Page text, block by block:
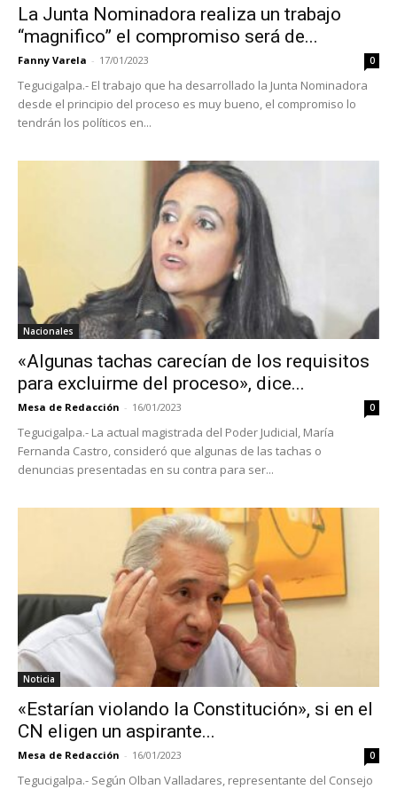
La Junta Nominadora realiza un trabajo
“magnifico” el compromiso será de...
Fanny Varela - 17/01/2023 0
Tegucigalpa.- El trabajo que ha desarrollado la Junta Nominadora
desde el principio del proceso es muy bueno, el compromiso lo
tendrán los políticos en...
Nacionales
«Algunas tachas carecían de los requisitos
para excluirme del proceso», dice...
Mesa de Redacción - 16/01/2023 0
Tegucigalpa.- La actual magistrada del Poder Judicial, María
Fernanda Castro, consideró que algunas de las tachas o
denuncias presentadas en su contra para ser...
Noticia
«Estarían violando la Constitución», si en el
CN eligen un aspirante...
Mesa de Redacción - 16/01/2023 0
Tegucigalpa.- Según Olban Valladares, representante del Consejo